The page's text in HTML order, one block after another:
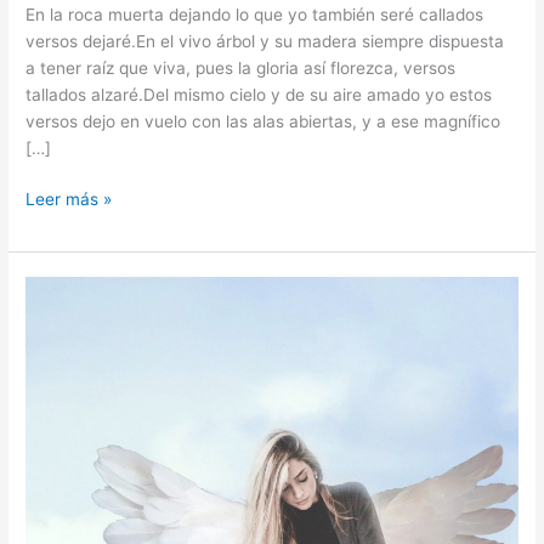
En la roca muerta dejando lo que yo también seré callados
versos dejaré.En el vivo árbol y su madera siempre dispuesta
a tener raíz que viva, pues la gloria así florezca, versos
tallados alzaré.Del mismo cielo y de su aire amado yo estos
versos dejo en vuelo con las alas abiertas, y a ese magnífico
[…]
Leer más »